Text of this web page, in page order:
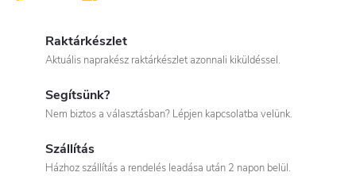
Raktárkészlet
Aktuális naprakész raktárkészlet azonnali kiküldéssel.
Segítsünk?
Nem biztos a választásban? Lépjen kapcsolatba velünk.
Szállítás
Házhoz szállítás a rendelés leadása után 2 napon belül.